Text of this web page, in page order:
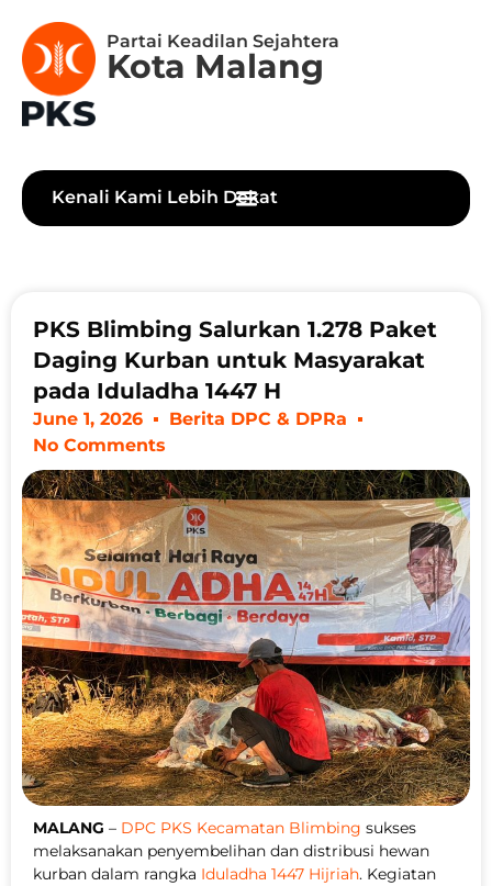
Partai Keadilan Sejahtera
Kota Malang
Kenali Kami Lebih Dekat
PKS Blimbing Salurkan 1.278 Paket
Daging Kurban untuk Masyarakat
pada Iduladha 1447 H
June 1, 2026
Berita DPC & DPRa
No Comments
MALANG – DPC PKS Kecamatan Blimbing sukses
melaksanakan penyembelihan dan distribusi hewan
kurban dalam rangka Iduladha 1447 Hijriah. Kegiatan